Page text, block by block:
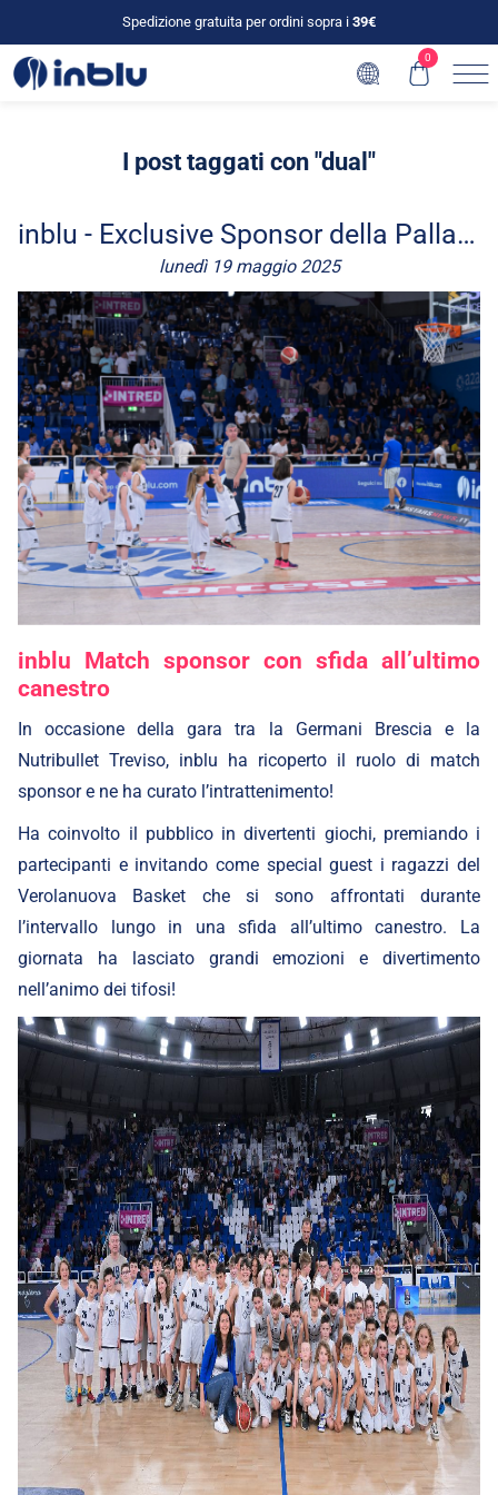
Spedizione gratuita per ordini sopra i 39€
0
I post taggati con "dual"
inblu - Exclusive Sponsor della Pallacanestro Brescia
lunedì 19 maggio 2025
inblu Match sponsor con sfida all’ultimo
canestro
In occasione della gara tra la Germani Brescia e la
Nutribullet Treviso, inblu ha ricoperto il ruolo di match
sponsor e ne ha curato l’intrattenimento!
Ha coinvolto il pubblico in divertenti giochi, premiando i
partecipanti e invitando come special guest i ragazzi del
Verolanuova Basket che si sono affrontati durante
l’intervallo lungo in una sfida all’ultimo canestro. La
giornata ha lasciato grandi emozioni e divertimento
nell’animo dei tifosi!